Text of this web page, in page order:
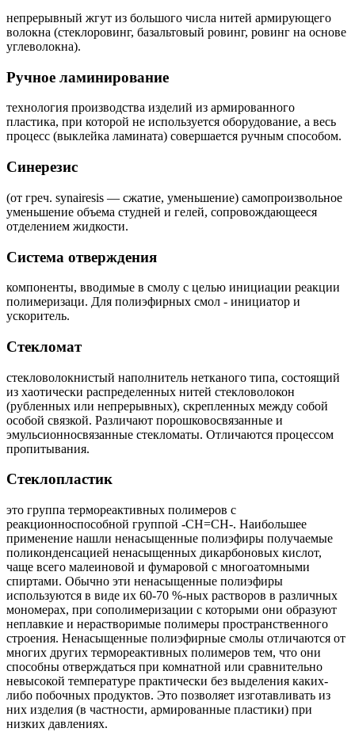
непрерывный жгут из большого числа нитей армирующего
волокна (стеклоровинг, базальтовый ровинг, ровинг на основе
углеволокна).
Ручное ламинирование
технология производства изделий из армированного
пластика, при которой не используется оборудование, а весь
процесс (выклейка ламината) совершается ручным способом.
Синерезис
(от греч. synairesis — сжатие, уменьшение) самопроизвольное
уменьшение объема студней и гелей, сопровождающееся
отделением жидкости.
Система отверждения
компоненты, вводимые в смолу с целью инициации реакции
полимеризаци. Для полиэфирных смол - инициатор и
ускоритель.
Стекломат
стекловолокнистый наполнитель нетканого типа, состоящий
из хаотически распределенных нитей стекловолокон
(рубленных или непрерывных), скрепленных между собой
особой связкой. Различают порошковосвязанные и
эмульсионносвязанные стекломаты. Отличаются процессом
пропитывания.
Стеклопластик
это группа термореактивных полимеров с
реакционноспособной группой -СН=СН-. Наибольшее
применение нашли ненасыщенные полиэфиры получаемые
поликонденсацией ненасыщенных дикарбоновых кислот,
чаще всего малеиновой и фумаровой с многоатомными
спиртами. Обычно эти ненасыщенные полиэфиры
используются в виде их 60-70 %-ных растворов в различных
мономерах, при сополимеризации с которыми они образуют
неплавкие и нерастворимые полимеры пространственного
строения. Ненасыщенные полиэфирные смолы отличаются от
многих других термореактивных полимеров тем, что они
способны отверждаться при комнатной или сравнительно
невысокой температуре практически без выделения каких-
либо побочных продуктов. Это позволяет изготавливать из
них изделия (в частности, армированные пластики) при
низких давлениях.